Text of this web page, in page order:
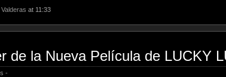
at 11:33
de la Nueva Película de LUCKY
-